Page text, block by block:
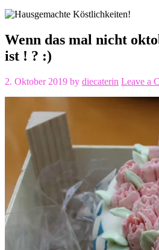
Wenn das mal nicht
ist ! ? :)
2. Oktober 2019 by diecaterin Leave a